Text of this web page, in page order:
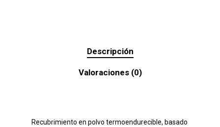
Descripción
Valoraciones (0)
Recubrimiento en polvo termoendurecible, basado